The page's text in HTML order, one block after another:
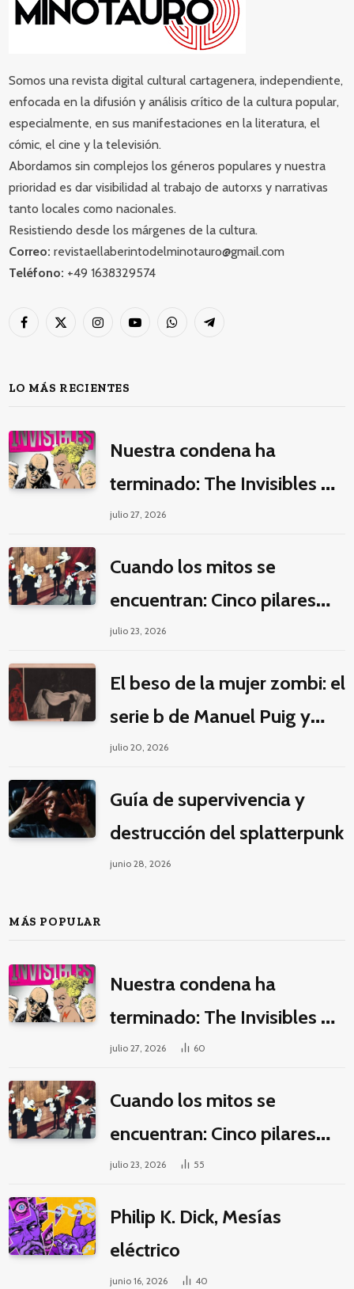
Somos una revista digital cultural cartagenera, independiente,
enfocada en la difusión y análisis crítico de la cultura popular,
especialmente, en sus manifestaciones en la literatura, el
cómic, el cine y la televisión.
Abordamos sin complejos los géneros populares y nuestra
prioridad es dar visibilidad al trabajo de autorxs y narrativas
tanto locales como nacionales.
Resistiendo desde los márgenes de la cultura.
Correo: revistaellaberintodelminotauro@gmail.com
Teléfono: +49 1638329574
Facebook
X
InstagramYouTubeWhatsAppTelegram
LO MÁS RECIENTES
Nuestra condena ha
terminado: The Invisibles y
la guerra por la imaginación
julio 27, 2026
Cuando los mitos se
encuentran: Cinco pilares
éticos para una fantasía
julio 23, 2026
El beso de la mujer zombi: el
serie b de Manuel Puig y
Jacques Tourneur
julio 20, 2026
Guía de supervivencia y
destrucción del splatterpunk
junio 28, 2026
MÁS POPULAR
Nuestra condena ha
terminado: The Invisibles y
la guerra por la imaginación
julio 27, 2026 60
Cuando los mitos se
encuentran: Cinco pilares
éticos para una fantasía
julio 23, 2026 55
Philip K. Dick, Mesías
eléctrico
junio 16, 2026 40